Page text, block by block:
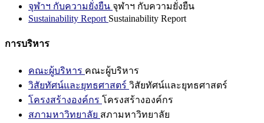
จุฬาฯ กับความยั่งยืน จุฬาฯ กับความยั่งยืน
Sustainability Report Sustainability Report
การบริหาร
คณะผู้บริหาร คณะผู้บริหาร
วิสัยทัศน์และยุทธศาสตร์ วิสัยทัศน์และยุทธศาสตร์
โครงสร้างองค์กร โครงสร้างองค์กร
สภามหาวิทยาลัย สภามหาวิทยาลัย